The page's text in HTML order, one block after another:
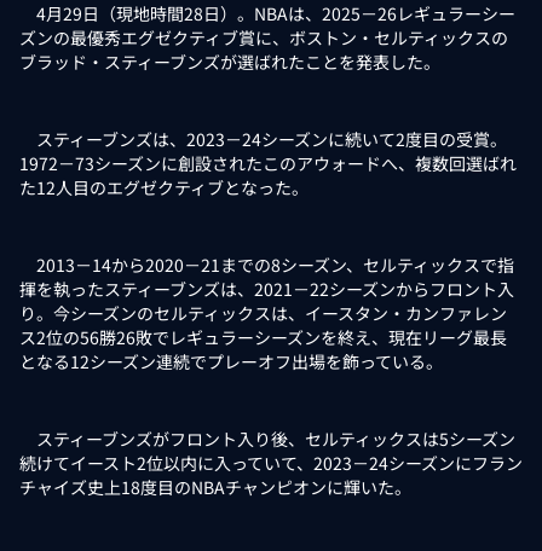
4月29日（現地時間28日）。NBAは、2025－26レギュラーシー
ズンの最優秀エグゼクティブ賞に、ボストン・セルティックスの
ブラッド・スティーブンズが選ばれたことを発表した。
スティーブンズは、2023－24シーズンに続いて2度目の受賞。
1972－73シーズンに創設されたこのアウォードへ、複数回選ばれ
た12人目のエグゼクティブとなった。
2013－14から2020－21までの8シーズン、セルティックスで指
揮を執ったスティーブンズは、2021－22シーズンからフロント入
り。今シーズンのセルティックスは、イースタン・カンファレン
ス2位の56勝26敗でレギュラーシーズンを終え、現在リーグ最長
となる12シーズン連続でプレーオフ出場を飾っている。
スティーブンズがフロント入り後、セルティックスは5シーズン
続けてイースト2位以内に入っていて、2023－24シーズンにフラン
チャイズ史上18度目のNBAチャンピオンに輝いた。